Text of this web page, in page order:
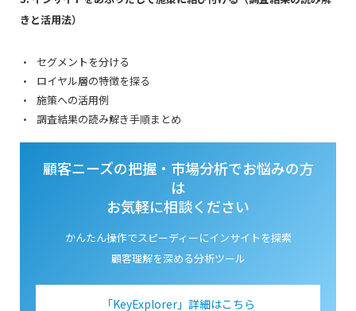
きと活用法）
セグメントを分ける
ロイヤル層の特徴を探る
施策への活用例
調査結果の読み解き手順まとめ
顧客ニーズの把握・市場分析でお悩みの方
は
お気軽に相談ください
かんたん操作でスピーディーにインサイトを探索
顧客理解を深める分析ツール
「KeyExplorer」詳細はこちら